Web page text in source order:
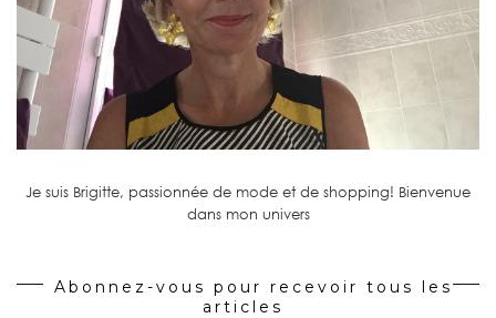
Je suis Brigitte, passionnée de mode et de shopping! Bienvenue
dans mon univers
Abonnez-vous pour recevoir tous les
articles